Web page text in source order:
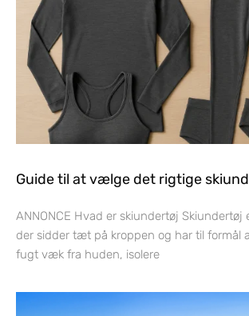
Guide til at vælge det rigtige
ANNONCE Hvad er skiundertøj Skiundertøj
der sidder tæt på kroppen og har til formål
fugt væk fra huden, isolere